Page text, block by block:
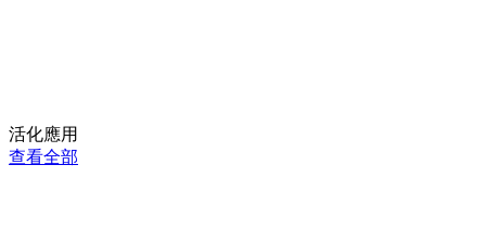
活化應用
查看全部